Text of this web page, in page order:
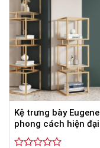
Kệ trưng bày Eugene
phong cách hiện đại